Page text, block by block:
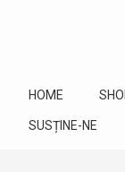
HOME
SUSȚINE-NE